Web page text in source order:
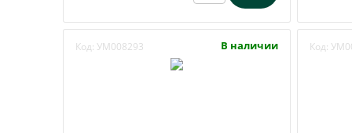
Код: УМ008293 В наличии Код: